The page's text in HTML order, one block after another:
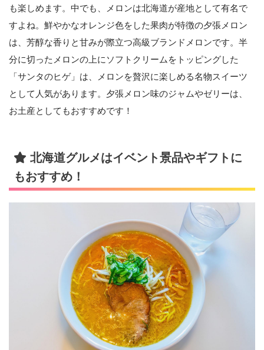
も楽しめます。中でも、メロンは北海道が産地として有名で
すよね。鮮やかなオレンジ色をした果肉が特徴の夕張メロン
は、芳醇な香りと甘みが際立つ高級ブランドメロンです。半
分に切ったメロンの上にソフトクリームをトッピングした
「サンタのヒゲ」は、メロンを贅沢に楽しめる名物スイーツ
として人気があります。夕張メロン味のジャムやゼリーは、
お土産としてもおすすめです！
北海道グルメはイベント景品やギフトに
もおすすめ！